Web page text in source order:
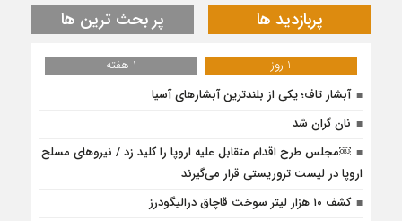
پربازدید ها پر بحث ترین ها
1 روز
1 هفته
آبشار تاف؛ یکی از بلندترین آبشارهای آسیا
نان گران شد
￼مجلس طرح اقدام متقابل علیه اروپا را کلید زد / نیرو‌های مسلح
اروپا در لیست تروریستی قرار می‌گیرند
کشف ۱۰ هزار لیتر سوخت قاچاق درالیگودرز